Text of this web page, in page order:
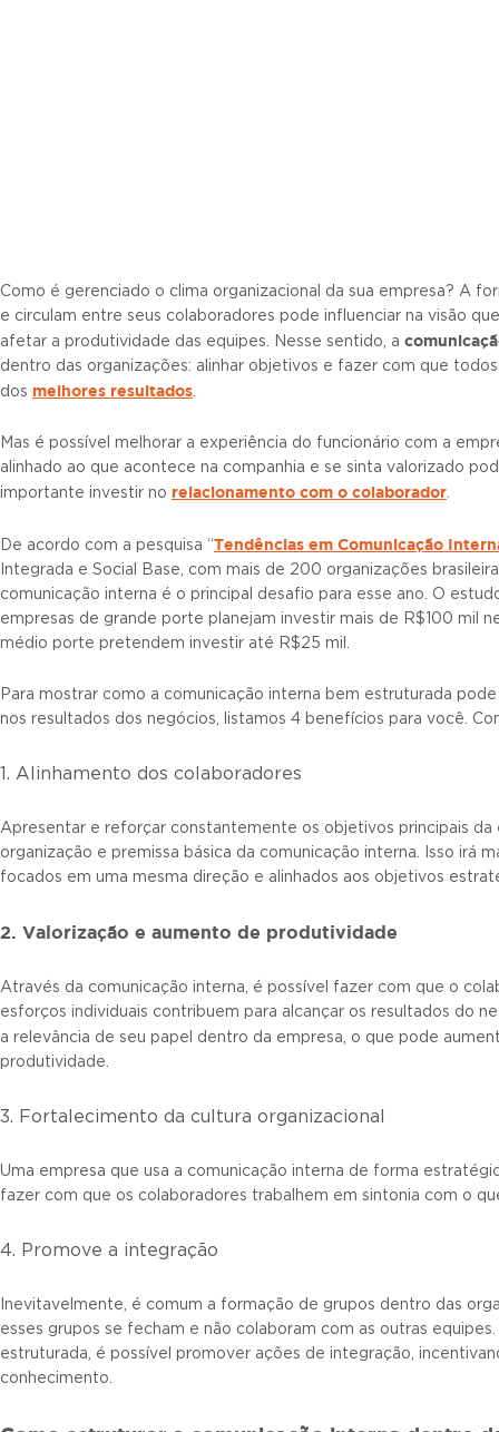
Como é gerenciado o clima organizacional da sua empresa? A
e circulam entre seus colaboradores pode influenciar na visão
afetar a produtividade das equipes. Nesse sentido, a
dentro das organizações: alinhar objetivos e fazer com que
dos melhores resultados.
Mas é possível melhorar a experiência do funcionário com a
alinhado ao que acontece na companhia e se sinta valorizado
importante investir no relacionamento com o colaborador.
De acordo com a pesquisa “Tendências em Comunicação
Integrada e Social Base, com mais de 200 organizações
comunicação interna é o principal desafio para esse ano. O
empresas de grande porte planejam investir mais de R$100 mil
médio porte pretendem investir até R$25 mil.
Para mostrar como a comunicação interna bem estruturada
nos resultados dos negócios, listamos 4 benefícios para você.
1. Alinhamento dos colaboradores
Apresentar e reforçar constantemente os objetivos principais da
organização e premissa básica da comunicação interna. Isso irá
focados em uma mesma direção e alinhados aos objetivos
2. Valorização e aumento de produtividade
Através da comunicação interna, é possível fazer com que o
esforços individuais contribuem para alcançar os resultados do
a relevância de seu papel dentro da empresa, o que pode
produtividade.
3. Fortalecimento da cultura organizacional
Uma empresa que usa a comunicação interna de forma
fazer com que os colaboradores trabalhem em sintonia com o
4. Promove a integração
Inevitavelmente, é comum a formação de grupos dentro das
esses grupos se fecham e não colaboram com as outras
estruturada, é possível promover ações de integração,
conhecimento.